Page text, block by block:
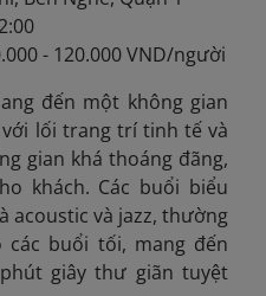
- 120.000 VND/người
đến một không gian
lối trang trí tinh tế và
gian khá thoáng đãng,
khách. Các buổi biểu
acoustic và jazz, thường
buổi tối, mang đến
giây thư giãn tuyệt